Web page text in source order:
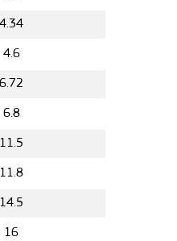
4.34
4.6
6.72
6.8
11.5
11.8
14.5
16